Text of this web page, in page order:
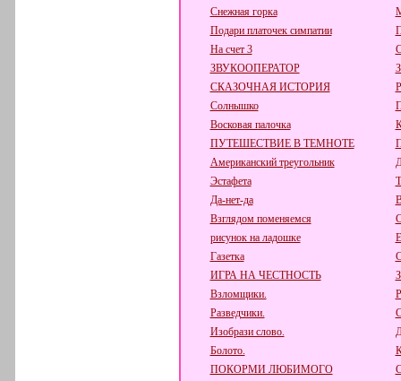
Снежная горка
Подари платочек симпатии
На счет 3
ЗВУКООПЕРАТОР
СКАЗОЧНАЯ ИСТОРИЯ
Солнышко
Восковая палочка
ПУТЕШЕСТВИЕ В ТЕМНОТЕ
Американский треугольник
Эстафета
Да-нет-да
Взглядом поменяемся
рисунок на ладошке
Газетка
ИГРА НА ЧЕСТНОСТЬ
Взломщики.
Разведчики.
Изобрази слово.
Болото.
ПОКОРМИ ЛЮБИМОГО